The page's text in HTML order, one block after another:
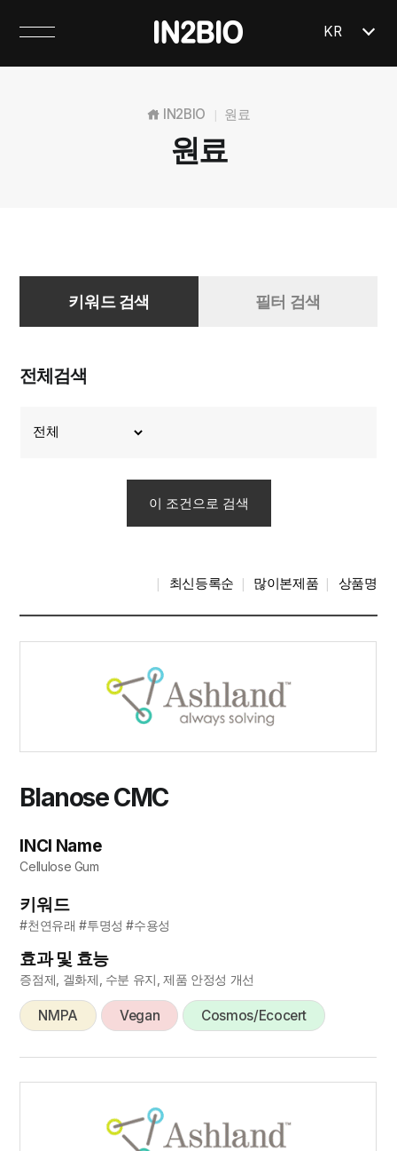
KR
IN2BIO 원료
원료
키워드 검색 필터 검색
전체검색
최신등록순 많이본제품 상품명
Blanose CMC
INCI Name
Cellulose Gum
키워드
#천연유래 #투명성 #수용성
효과 및 효능
증점제, 겔화제, 수분 유지, 제품 안정성 개선
NMPA Vegan Cosmos/Ecocert